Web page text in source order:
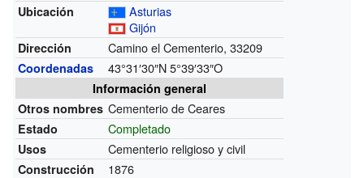
Ubicación
Asturias
Gijón
Dirección Camino el Cementerio, 33209
Coordenadas 43°31′30″N5°39′33″O
Información general
Otros nombres Cementerio de Ceares
Estado Completado
Usos Cementerio religioso y civil
Construcción 1876